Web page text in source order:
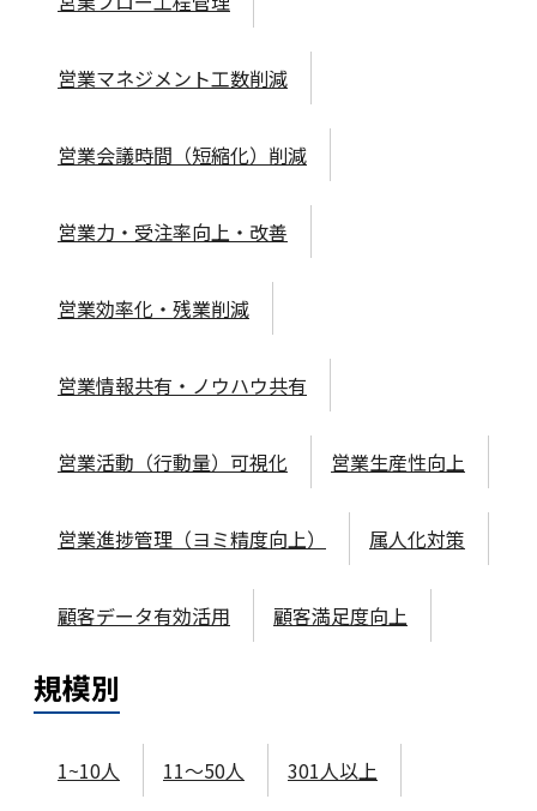
営業マネジメント工数削減
営業会議時間（短縮化）削減
営業力・受注率向上・改善
営業効率化・残業削減
営業情報共有・ノウハウ共有
営業活動（行動量）可視化 営業生産性向上
営業進捗管理（ヨミ精度向上） 属人化対策
顧客データ有効活用 顧客満足度向上
規模別
1~10人 11～50人 301人以上